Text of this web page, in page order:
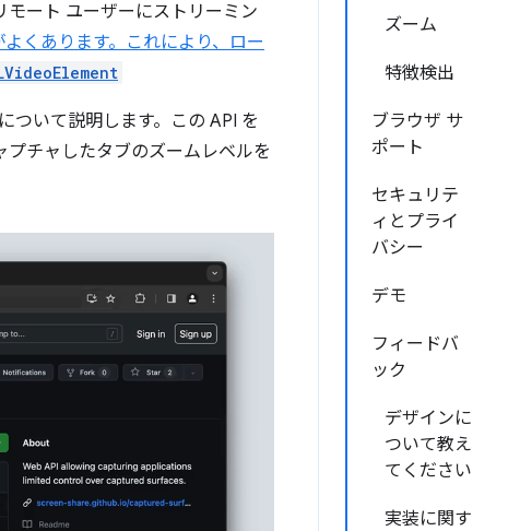
ズーム
特徴検出
ブラウザ サ
ポート
セキュリテ
ィとプライ
バシー
デモ
フィードバ
ック
デザインに
ついて教え
てください
実装に関す
ート ユーザーにストリーミン
くあります。これにより、ロー
について説明します。この API を
チャしたタブのズームレベルを